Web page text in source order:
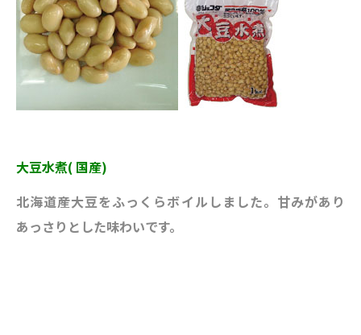
大豆水煮( 国産)
北海道産大豆をふっくらボイルし ました。甘みがあり
あっさりとした味わいです。